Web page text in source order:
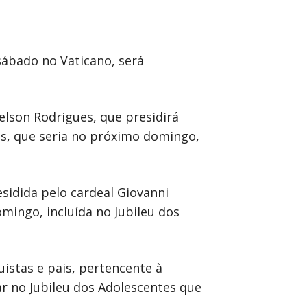
no Vaticano, será
Rodrigues, que presidirá
que seria no próximo domingo,
pelo cardeal Giovanni
incluída no Jubileu dos
e pais, pertencente à
Jubileu dos Adolescentes que